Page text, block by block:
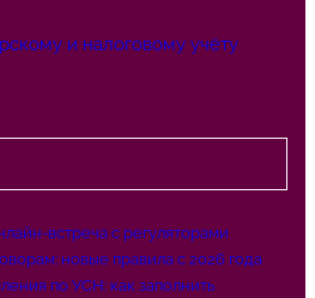
и налоговому учёту
встреча с регуляторами
новые правила с 2026 года
по УСН: как заполнить